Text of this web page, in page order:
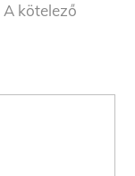
A kötelező